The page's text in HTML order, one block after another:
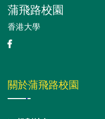
蒲飛路校園
香港大學
關於蒲飛路校園